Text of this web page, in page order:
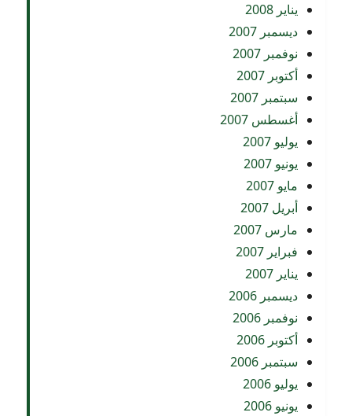
يناير 2008
ديسمبر 2007
نوفمبر 2007
أكتوبر 2007
سبتمبر 2007
أغسطس 2007
يوليو 2007
يونيو 2007
مايو 2007
أبريل 2007
مارس 2007
فبراير 2007
يناير 2007
ديسمبر 2006
نوفمبر 2006
أكتوبر 2006
سبتمبر 2006
يوليو 2006
يونيو 2006